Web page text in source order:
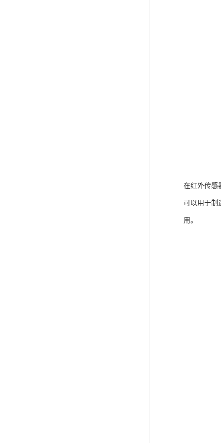
在红外传感
可以用于制
用。